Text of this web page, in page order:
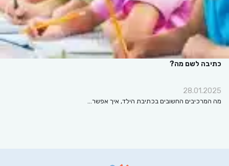
כתיבה לשם מה?
28.01.2025
מה המרכיבים החשובים בכתיבת הילד, איך אפשר…